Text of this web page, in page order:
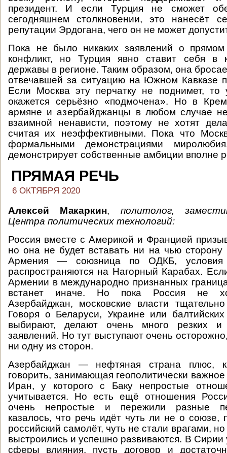
президент. И если Турция не сможет
сегодняшнем столкновении, это нанесёт
репутации Эрдогана, чего он не может
Пока не было никаких заявлений о
конфликт, но Турция явно ставит себя в
державы в регионе. Таким образом, она
отвечавшей за ситуацию на Южном Кавказе
Если Москва эту перчатку не поднимет, то
окажется серьёзно «подмочена». Но в
армяне и азербайджанцы в любом случае
взаимной ненависти, поэтому не хотят
считая их неэффективными. Пока что
формальными демонстрациями
демонстрирует собственные амбиции вполне
ПРЯМАЯ РЕЧЬ
6 ОКТЯБРЯ 2020
Алексей Макаркин, политолог,
Центра политических технологий:
Россия вместе с Америкой и Францией
но она не будет вставать ни на чью сторону
Армения — союзница по ОДКБ, условия
распространяются на Нагорный Карабах.
Армении в международно признанных
встанет иначе. Но пока Россия не
Азербайджан, московские власти
Говоря о Беларуси, Украине или
выбирают, делают очень много резких и
заявлений. Но тут выступают очень
ни одну из сторон.
Азербайджан — нефтяная страна плюс,
говорить, занимающая геополитически
Иран, у которого с Баку непростые
учитывается. Но есть ещё отношения
очень непростые и пережили разные
казалось, что речь идёт чуть ли не о союзе,
российский самолёт, чуть не стали врагами,
выстроились и успешно развиваются. В Сирии
сферы влияния, пусть договор и